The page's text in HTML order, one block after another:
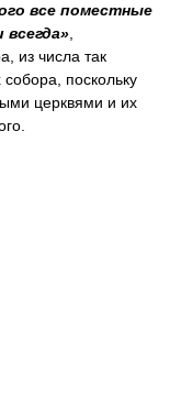
все поместные
всегда»
из числа так
поскольку
церквями и их